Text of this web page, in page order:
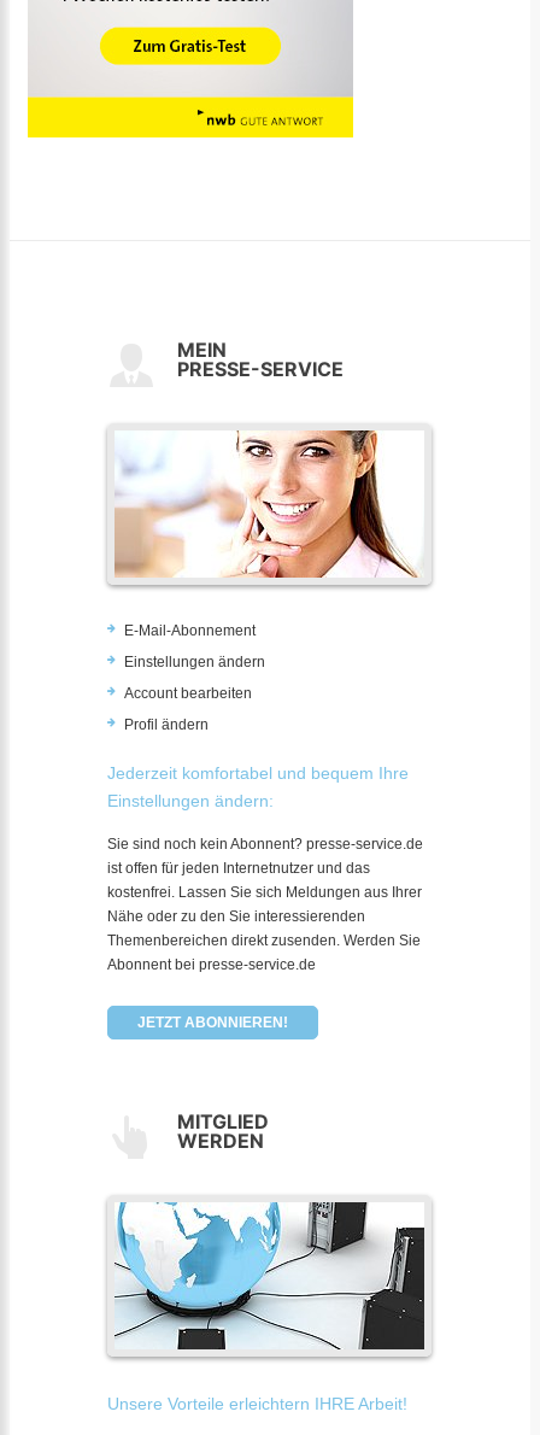
MEIN
PRESSE-SERVICE
E-Mail-Abonnement
Einstellungen ändern
Account bearbeiten
Profil ändern
Jederzeit komfortabel und bequem Ihre
Einstellungen ändern:
Sie sind noch kein Abonnent? presse-service.de
ist offen für jeden Internetnutzer und das
kostenfrei. Lassen Sie sich Meldungen aus Ihrer
Nähe oder zu den Sie interessierenden
Themenbereichen direkt zusenden. Werden Sie
Abonnent bei presse-service.de
JETZT ABONNIEREN!
MITGLIED
WERDEN
Unsere Vorteile erleichtern IHRE Arbeit!